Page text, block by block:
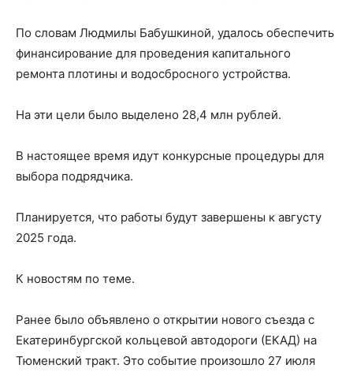
По словам Людмилы Бабушкиной, удалось обеспечить
финансирование для проведения капитального
ремонта плотины и водосбросного устройства.
На эти цели было выделено 28,4 млн рублей.
В настоящее время идут конкурсные процедуры для
выбора подрядчика.
Планируется, что работы будут завершены к августу
2025 года.
К новостям по теме.
Ранее было объявлено о открытии нового съезда с
Екатеринбургской кольцевой автодороги (ЕКАД) на
Тюменский тракт. Это событие произошло 27 июля